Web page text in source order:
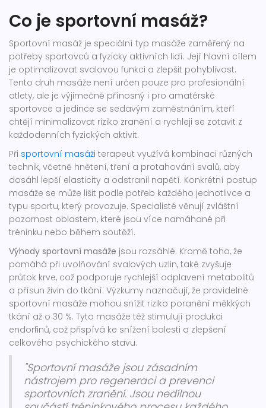
Co je sportovní masáž?
Sportovní masáž je speciální typ masáže zaměřený na
potřeby sportovců a fyzicky aktivních lidí. Její hlavní cílem
je optimalizovat svalovou funkci a zlepšit pohyblivost.
Tento druh masáže není určen pouze pro profesionální
atlety, ale je výjimečně přínosný i pro amatérské
sportovce a jedince se sedavým zaměstnáním, kteří
chtějí minimalizovat riziko zranění a rychleji se zotavit z
každodenních fyzických aktivit.
Při sportovní masáži terapeut využívá kombinaci různých
technik, včetně hnětení, tření a protahování svalů, aby
dosáhl lepší elasticity a odstranil napětí. Konkrétní postup
masáže se může lišit podle potřeb každého jednotlivce a
typu sportu, který provozuje. Specialisté věnují zvláštní
pozornost oblastem, které jsou více namáhané při
tréninku nebo během soutěží.
Výhody sportovní masáže jsou rozsáhlé. Kromě toho, že
pomáhá při uvolňování svalových uzlin, také zvyšuje
průtok krve, což podporuje rychlejší odplavení metabolitů
a přísun živin do tkání. Výzkumy naznačují, že pravidelné
sportovní masáže mohou snížit riziko poranění měkkých
tkání až o 30 %. Tyto masáže též stimulují produkci
endorfinů, což přispívá ke snížení bolesti a zlepšení
celkového psychického stavu.
"Sportovní masáže jsou zásadním
nástrojem pro regeneraci a prevenci
sportovních zranění. Jsou nedílnou